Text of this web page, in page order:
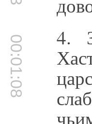
00:01:08 4.